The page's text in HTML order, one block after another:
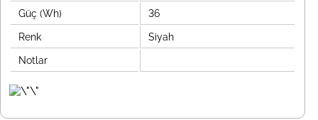
Güç (Wh) 36
Renk Siyah
Notlar